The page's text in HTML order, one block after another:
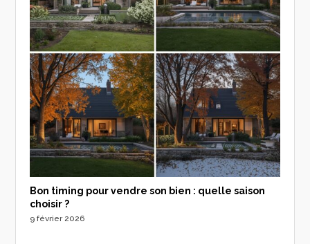
Bon timing pour vendre son bien : quelle saison
choisir ?
9 février 2026